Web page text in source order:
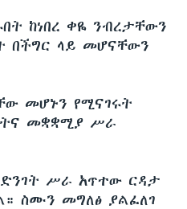
ከነበረ ቀዬ ንብረታቸውን
በችግር ላይ መሆናቸውን
መሆኑን የሚናገሩት
መቋቋሚያ ሥራ
ሥራ አጥተው ርዳታ
ስሙን መግለፅ ያልፈለገ